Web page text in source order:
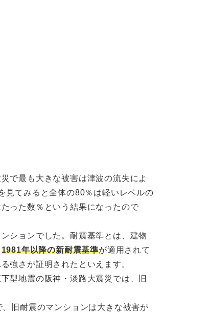
で最も大きな被害は津波の流失によ
見てみると全体の80％は軽いレベルの
った数％という結果になったので
ションでした。耐震基準とは、建物
1981年以降の新耐震基準が適用されて
強さが証明されたといえます。
型地震の阪神・淡路大震災では、旧
旧耐震のマンションは大きな被害が